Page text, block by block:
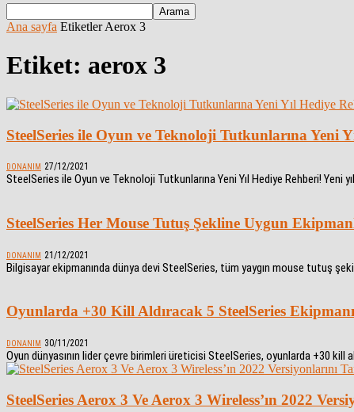
Ana sayfa Etiketler Aerox 3
Etiket: aerox 3
SteelSeries ile Oyun ve Teknoloji Tutkunlarına Yeni
DONANIM 27/12/2021
SteelSeries ile Oyun ve Teknoloji Tutkunlarına Yeni Yıl Hediye Rehberi! Yeni
SteelSeries Her Mouse Tutuş Şekline Uygun
DONANIM 21/12/2021
Bilgisayar ekipmanında dünya devi SteelSeries, tüm yaygın mouse tutuş
Oyunlarda +30 Kill Aldıracak 5 SteelSeries Ekipmanı
DONANIM 30/11/2021
Oyun dünyasının lider çevre birimleri üreticisi SteelSeries, oyunlarda +30 kill
SteelSeries Aerox 3 Ve Aerox 3 Wireless’ın 2022